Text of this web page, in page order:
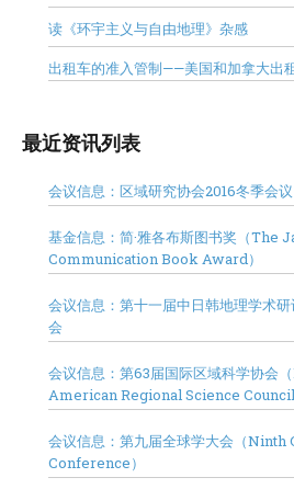
读《环宇主义与自由地理》杂感
出租车的准入管制——美国和加拿大出
最近资讯列表
会议信息：区域研究协会2016冬季会议
基金信息：简·雅各布斯图书奖（The
Communication Book Award）
会议信息：第十一届中日韩地理学术
会
会议信息：第63届国际区域科学协会
American Regional Science
会议信息：第九届全球学大会（Ninth
Conference）